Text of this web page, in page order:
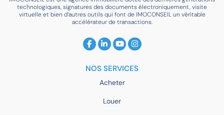
technologiques, signatures des documents électroniquement, visite
virtuelle et bien d’autres outils qui font de IMOCONSEIL un véritable
accélérateur de transactions.
NOS SERVICES
Acheter
Louer